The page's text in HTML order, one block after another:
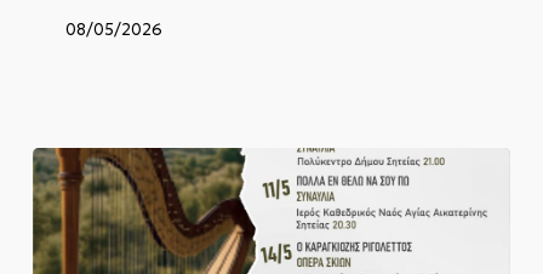
08/05/2026